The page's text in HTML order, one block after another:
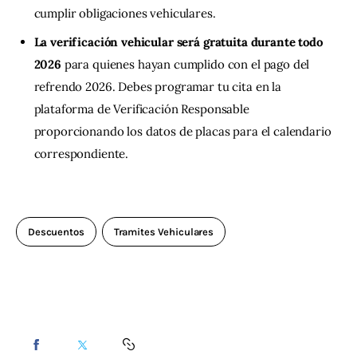
cumplir obligaciones vehiculares.
La verificación vehicular será gratuita durante todo
2026 para quienes hayan cumplido con el pago del
refrendo 2026. Debes programar tu cita en la
plataforma de Verificación Responsable
proporcionando los datos de placas para el calendario
correspondiente.
Descuentos Tramites Vehiculares